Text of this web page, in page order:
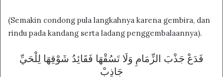
(Semakin condong pula langkahnya karena gembira, dan
rindu pada kandang serta ladang penggembalaannya).
ﻓَﺪَﻉْ ﺟَﺬْﺏَ ﺍﻟﺰِّﻣَﺎﻡِ ﻭَﻟَﺎ ﺗَﺴُﻘْﻬَﺎ ﻓَﻘَﺎﺋِﺪُ ﺷَﻮْﻗِﻬَﺎ ﻟِﻠْﺤَﻲِّ
ﺟَﺎﺫِﺏْ